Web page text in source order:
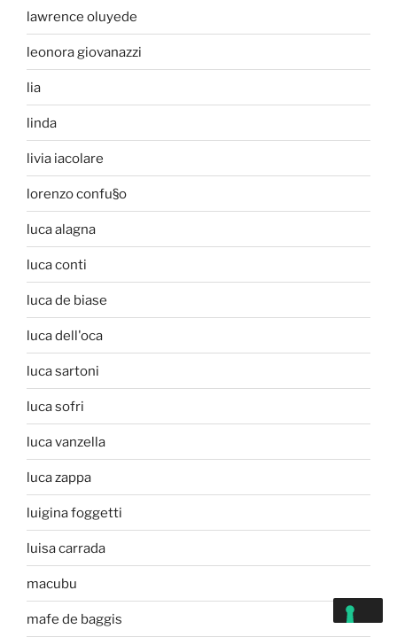
lawrence oluyede
leonora giovanazzi
lia
linda
livia iacolare
lorenzo confu§o
luca alagna
luca conti
luca de biase
luca dell'oca
luca sartoni
luca sofri
luca vanzella
luca zappa
luigina foggetti
luisa carrada
macubu
mafe de baggis